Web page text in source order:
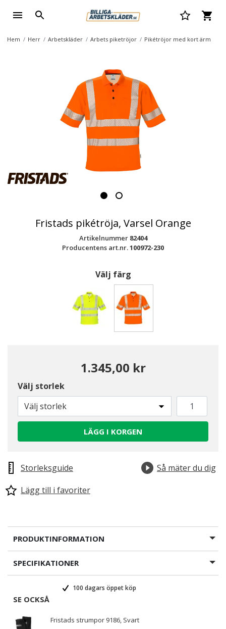
Hem Herr Arbetskläder Arbets piketröjor Pikétröjor med kort ärm
Fristads pikétröja, Varsel Orange
Artikelnummer 82404
Producentens art.nr.100972-230
Välj färg
1.345,00 kr
Välj storlek
Välj storlek
LÄGG I KORGEN
Storleksguide
Så mäter du dig
Lägg till i favoriter
PRODUKTINFORMATION
SPECIFIKATIONER
100 dagars öppet köp
SE OCKSÅ
Fristads strumpor 9186, Svart